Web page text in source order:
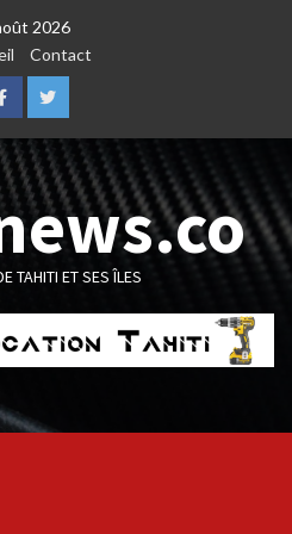
2026
Contact
FacebookTwitter
TAHITI ET SES ÎLES